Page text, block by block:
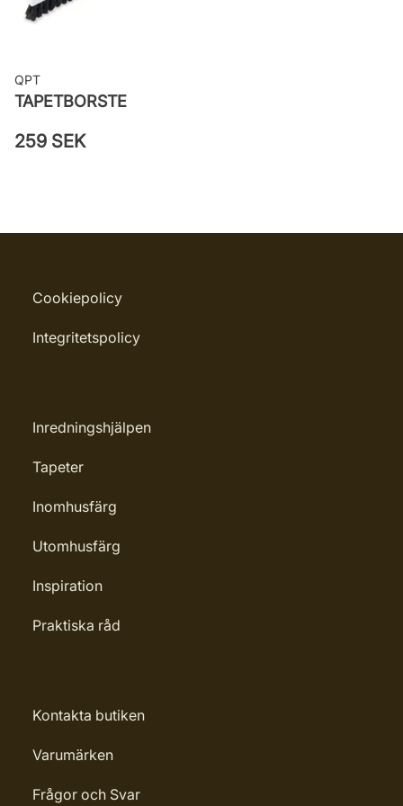
QPT
TAPETBORSTE
259 SEK
Cookiepolicy
Integritetspolicy
Inredningshjälpen
Tapeter
Inomhusfärg
Utomhusfärg
Inspiration
Praktiska råd
Kontakta butiken
Varumärken
Frågor och Svar